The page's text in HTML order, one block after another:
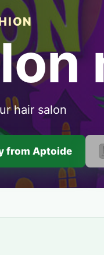
hair salon
from Aptoide